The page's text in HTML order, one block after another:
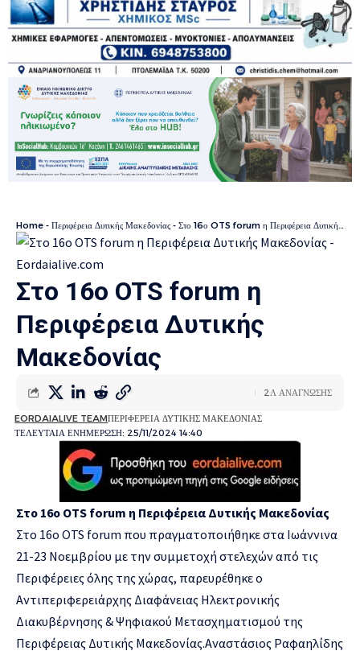
Home - Περιφέρεια Δυτικής Μακεδονίας - Στο 16ο OTS forum η Περιφέρεια Δυτικής Μακεδονίας
Στο 16ο OTS forum η
Περιφέρεια Δυτικής
Μακεδονίας
ΤΕΛΕΥΤΑΙΑ ΕΝΗΜΕΡΩΣΗ: 25/11/2024 14:40
EORDAIALIVE TEAMΠΕΡΙΦΕΡΕΙΑ ΔΥΤΙΚΗΣ ΜΑΚΕΔΟΝΙΑΣ
2Λ ΑΝΑΓΝΩΣΗΣ
Στο 16ο OTS forum η Περιφέρεια Δυτικής Μακεδονίας
Στο 16ο OTS forum που πραγματοποιήθηκε στα Ιωάννινα
21-23 Νοεμβρίου με την συμμετοχή στελεχών από τις
Περιφέρειες όλης της χώρας, παρευρέθηκε ο
Αντιπεριφερειάρχης Διαφάνειας Ηλεκτρονικής
Διακυβέρνησης & Ψηφιακού Μετασχηματισμού της
Περιφέρειας Δυτικής Μακεδονίας.Αναστάσιος Ραφαηλίδης